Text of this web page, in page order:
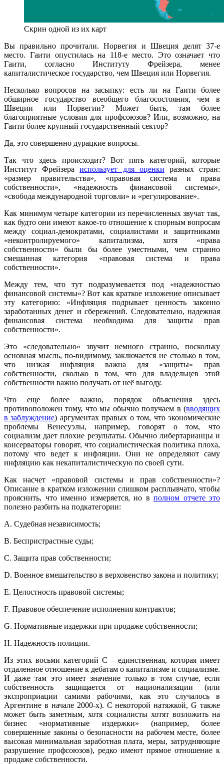
Скрин одной из их карт
Вы правильно прочитали. Норвегия и Швеция делят 37-е
место. Гаити опустилась на 118-е место. Это означает что
Гаити, согласно Институту Фрейзера, менее
капиталистическое государство, чем Швеция или Норвегия.
Несколько вопросов на засыпку: есть ли на Гаити более
обширное государство всеобщего благосостояния, чем в
Швеции или Норвегии? Может быть, там более
благоприятные условия для профсоюзов? Или, возможно, на
Гаити более крупный государственный сектор?
Да, это совершенно дурацкие вопросы.
Так что здесь происходит? Вот пять категорий, которые
Институт Фрейзераиспользует для оценки разных стран:
«размер правительства», «правовая система и права
собственности», «надежность финансовой системы»,
«свобода международной торговли» и «регулирование».
Как минимум четыре категории из перечисленных звучат так,
как будто они имеют какое-то отношение к спорным вопросам
между социал-демократами, социалистами и защитниками
«неконтролируемого» капитализма, хотя «права
собственности» были бы более уместными, чем странно
смешанная категория «правовая система и права
собственности».
Между тем, что тут подразумевается под «надежностью
финансовой системы»? Вот как краткое изложение описывает
эту категорию: «Инфляция подрывает ценность законно
заработанных денег и сбережений. Следовательно, надежная
финансовая система необходима для защиты прав
собственности».
Это «следовательно» звучит немного странно, поскольку
основная мысль, по-видимому, заключается не столько в том,
что низкая инфляция важна для «защиты» прав
собственности, сколько в том, что для владельцев этой
собственности важно получать от неё выгоду.
Что еще более важно, порядок объяснения здесь
противоположен тому, что мы обычно получаем в (вводящих
в заблуждение) аргументах правых о том, что экономические
проблемы Венесуэлы, например, говорят о том, что
социализм дает плохие результаты. Обычно либертарианцы и
консерваторы говорят, что социалистическая политика плоха,
потому что ведет к инфляции. Они не определяют саму
инфляцию как некапиталистическую по своей сути.
Как насчет «правовой системы и прав собственности»?
Описание в кратком изложении слишком расплывчато, чтобы
прояснить, что именно измеряется, но в полном отчете это
полезно разбить на подкатегории:
A. Судебная независимость;
B. Беспристрастные суды;
C. Защита прав собственности;
D. Военное вмешательство в верховенство закона и политику;
E. Целостность правовой системы;
F. Правовое обеспечение исполнения контрактов;
G. Нормативные издержки при продаже собственности;
H. Надежность полиции.
Из этих восьми категорий C – единственная, которая имеет
отдаленное отношение к дебатам о капитализме и социализме.
И даже там это имеет значение только в том случае, если
собственность защищается от национализации (или
экспроприации самими рабочими, как это случалось в
Аргентине в начале 2000-х). С некоторой натяжкой, G также
может быть заметным, хотя социалисты хотят возложить на
бизнес «нормативные издержки» (например, более
совершенные законы о безопасности на рабочем месте, более
высокая минимальная заработная плата, меры, затрудняющие
разрушение профсоюзов), редко имеют прямое отношение к
продаже собственности.